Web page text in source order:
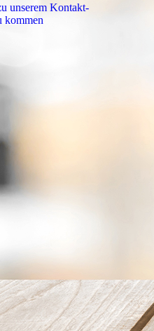
unserem Kon­takt­
kommen